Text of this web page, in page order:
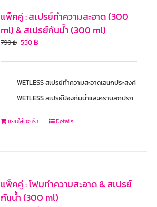
แพ็คคู่ : สเปรย์ทำความสะอาด (300
ml) & สเปรย์กันน้ำ (300 ml)
790฿ 550฿
WETLESS สเปรย์ทำความสะอาดเอนกประสงค์
WETLESS สเปรย์ป้องกันน้ำและคราบสกปรก
หยิบใส่ตะกร้า Details
แพ็คคู่ : โฟมทำความสะอาด & สเปรย์
กันน้ำ (300 ml)